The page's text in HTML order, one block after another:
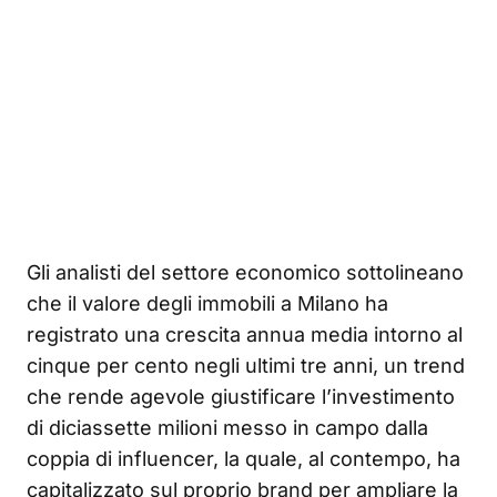
Gli analisti del settore economico sottolineano
che il valore degli immobili a Milano ha
registrato una crescita annua media intorno al
cinque per cento negli ultimi tre anni, un trend
che rende agevole giustificare l’investimento
di diciassette milioni messo in campo dalla
coppia di influencer, la quale, al contempo, ha
capitalizzato sul proprio brand per ampliare la